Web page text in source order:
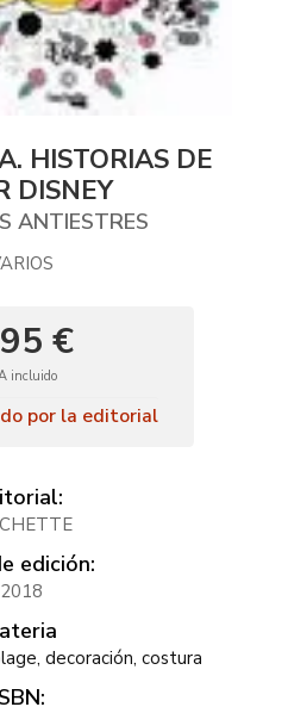
HISTORIAS DE
DISNEY
ANTIESTRES
€
incluido
por la editorial
edición:
2018
decoración, costura